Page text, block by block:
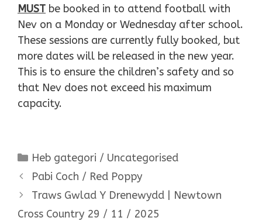
MUST be booked in to attend football with
Nev on a Monday or Wednesday after school.
These sessions are currently fully booked, but
more dates will be released in the new year.
This is to ensure the children’s safety and so
that Nev does not exceed his maximum
capacity.
Categories
Heb gategori / Uncategorised
Pabi Coch / Red Poppy
Traws Gwlad Y Drenewydd | Newtown
Cross Country 29 / 11 / 2025